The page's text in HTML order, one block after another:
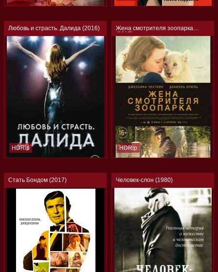
Любовь и страсть. Далида (2016)
HDRip
Жена смотрителя зоопарка
(2017)
HDRip
Стать Бондом (2017) Человек-слон (1980)